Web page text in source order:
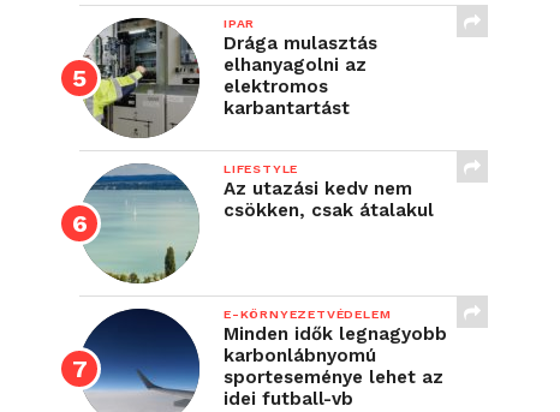
IPAR
Drága mulasztás
elhanyagolni az
elektromos
karbantartást
LIFESTYLE
Az utazási kedv nem
csökken, csak átalakul
E-KÖRNYEZETVÉDELEM
Minden idők legnagyobb
karbonlábnyomú
sporteseménye lehet az
idei futball-vb